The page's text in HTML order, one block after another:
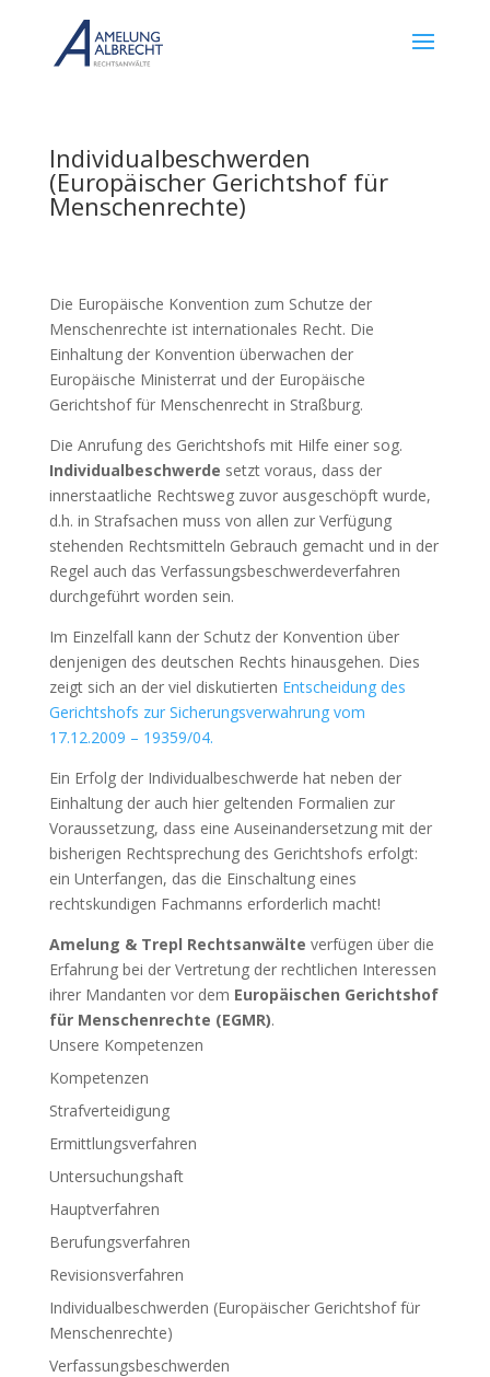
Individualbeschwerden
(Europäischer Gerichtshof für
Menschenrechte)
Die Europäische Konvention zum Schutze der
Menschenrechte ist internationales Recht. Die
Einhaltung der Konvention überwachen der
Europäische Ministerrat und der Europäische
Gerichtshof für Menschenrecht in Straßburg.
Die Anrufung des Gerichtshofs mit Hilfe einer sog.
Individualbeschwerde setzt voraus, dass der
innerstaatliche Rechtsweg zuvor ausgeschöpft wurde,
d.h. in Strafsachen muss von allen zur Verfügung
stehenden Rechtsmitteln Gebrauch gemacht und in der
Regel auch das Verfassungsbeschwerdeverfahren
durchgeführt worden sein.
Im Einzelfall kann der Schutz der Konvention über
denjenigen des deutschen Rechts hinausgehen. Dies
zeigt sich an der viel diskutierten Entscheidung des
Gerichtshofs zur Sicherungsverwahrung vom
17.12.2009 – 19359/04.
Ein Erfolg der Individualbeschwerde hat neben der
Einhaltung der auch hier geltenden Formalien zur
Voraussetzung, dass eine Auseinandersetzung mit der
bisherigen Rechtsprechung des Gerichtshofs erfolgt:
ein Unterfangen, das die Einschaltung eines
rechtskundigen Fachmanns erforderlich macht!
Amelung & Trepl Rechtsanwälte verfügen über die
Erfahrung bei der Vertretung der rechtlichen Interessen
ihrer Mandanten vor dem Europäischen Gerichtshof
für Menschenrechte (EGMR).
Unsere Kompetenzen
Kompetenzen
Strafverteidigung
Ermittlungsverfahren
Untersuchungshaft
Hauptverfahren
Berufungsverfahren
Revisionsverfahren
Individualbeschwerden (Europäischer Gerichtshof für
Menschenrechte)
Verfassungsbeschwerden